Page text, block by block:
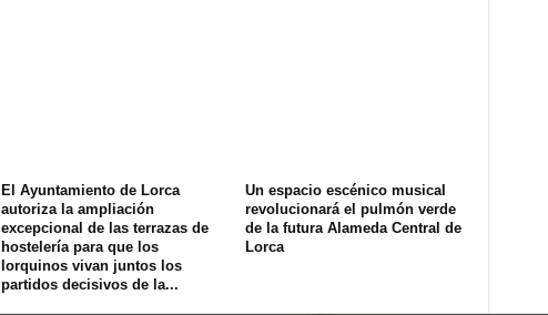
El Ayuntamiento de Lorca
autoriza la ampliación
excepcional de las terrazas de
hostelería para que los
lorquinos vivan juntos los
partidos decisivos de la...
Un espacio escénico musical
revolucionará el pulmón verde
de la futura Alameda Central de
Lorca